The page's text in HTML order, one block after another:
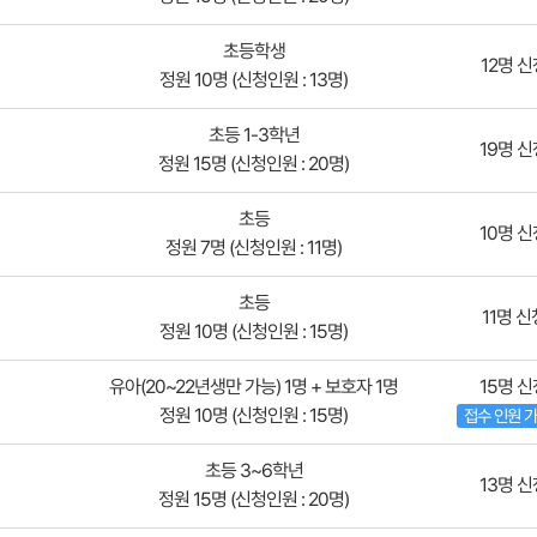
초등학생
정원 10명 (신청인원 : 13명)
12명 신
초등 1-3학년
정원 15명 (신청인원 : 20명)
19명 신
초등
정원 7명 (신청인원 : 11명)
10명 신
초등
정원 10명 (신청인원 : 15명)
11명 신
유아(20~22년생만 가능) 1명 + 보호자 1명
정원 10명 (신청인원 : 15명)
15명 신
접수 인원
초등 3~6학년
정원 15명 (신청인원 : 20명)
13명 신